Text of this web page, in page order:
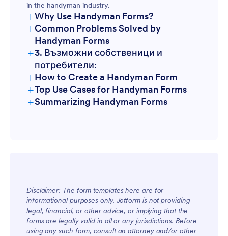
in the handyman industry.
+Why Use Handyman Forms?
+Common Problems Solved by
Handyman Forms
+3. Възможни собственици и
потребители:
+How to Create a Handyman Form
+Top Use Cases for Handyman Forms
For Managers
For Teams
+Summarizing Handyman Forms
Disclaimer: The form templates here are for
informational purposes only. Jotform is not providing
legal, financial, or other advice, or implying that the
forms are legally valid in all or any jurisdictions. Before
using any such form, consult an attorney and/or other